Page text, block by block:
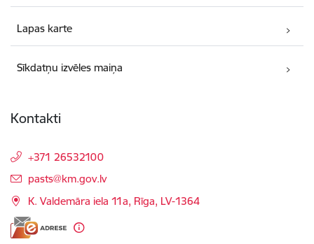
Lapas karte
Sīkdatņu izvēles maiņa
Kontakti
+371 26532100
E-pasts:
pasts@km.gov.lv
K. Valdemāra iela 11a, Rīga, LV-1364